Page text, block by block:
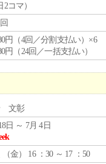
2コマ）
円（4回／分割支払い）×6
円（24回／一括支払い）
文彰
日 ～ 7月 4日
（金） 16 ：30 ～ 17 ：50